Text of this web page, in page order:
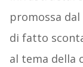
promossa
di fatto
al tema della